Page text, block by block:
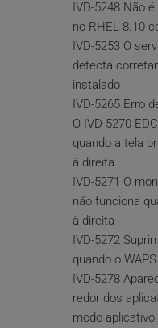
IVD-5248 Não
no RHEL 8.10
IVD-5253 O
detecta
instalado
IVD-5265 Erro
O IVD-5270
quando a tela
à direita
IVD-5271 O
não funciona
à direita
IVD-5272
quando o
IVD-5278
redor dos
modo aplicativo.